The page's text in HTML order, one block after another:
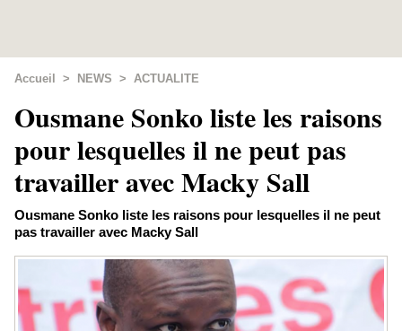
Accueil > NEWS > ACTUALITE
Ousmane Sonko liste les raisons
pour lesquelles il ne peut pas
travailler avec Macky Sall
Ousmane Sonko liste les raisons pour lesquelles il ne peut
pas travailler avec Macky Sall